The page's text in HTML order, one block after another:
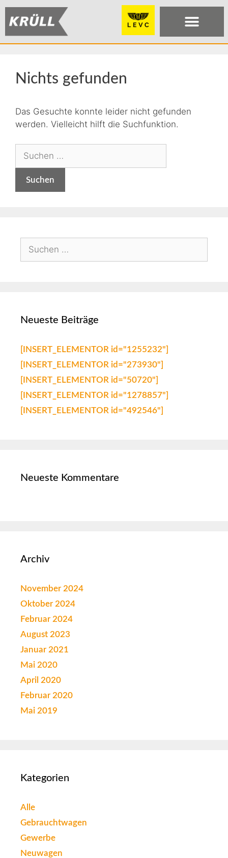
Nichts gefunden
Das Gesuchte konnte leider nicht gefunden
werden. Vielleicht hilft die Suchfunktion.
Neueste Beiträge
[INSERT_ELEMENTOR id="1255232"]
[INSERT_ELEMENTOR id="273930"]
[INSERT_ELEMENTOR id="50720"]
[INSERT_ELEMENTOR id="1278857"]
[INSERT_ELEMENTOR id="492546"]
Neueste Kommentare
Archiv
November 2024
Oktober 2024
Februar 2024
August 2023
Januar 2021
Mai 2020
April 2020
Februar 2020
Mai 2019
Kategorien
Alle
Gebrauchtwagen
Gewerbe
Neuwagen